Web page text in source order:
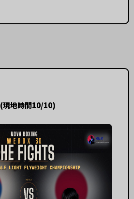
(現地時間10/10)